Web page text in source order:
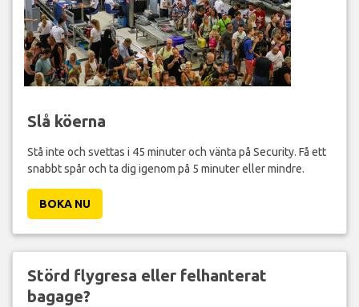
Slå köerna
Stå inte och svettas i 45 minuter och vänta på Security. Få ett
snabbt spår och ta dig igenom på 5 minuter eller mindre.
BOKA NU
Störd flygresa eller felhanterat
bagage?